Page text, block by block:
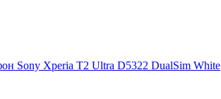
Sony Xperia T2 Ultra D5322 DualSim White